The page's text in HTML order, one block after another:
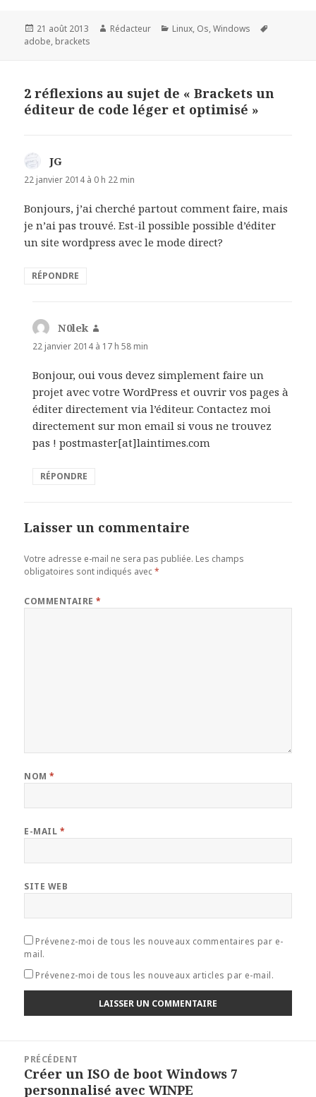
Publié
le
21 août 2013 Auteur
Rédacteur Catégories
Linux, Os,Windows
adobe, brackets
2 réflexions au sujet de « Brackets un
éditeur de code léger et optimisé »
JG
i
:
22 janvier 2014 à 0 h 22 min
Bonjours, j’ai cherché partout comment faire, mais
je n’ai pas trouvé. Est-il possible possible d’éditer
un site wordpress avec le mode direct?
RÉPONDRE
N0lek
i
:
22 janvier 2014 à 17 h 58 min
Bonjour, oui vous devez simplement faire un
projet avec votre WordPress et ouvrir vos pages à
éditer directement via l’éditeur. Contactez moi
directement sur mon email si vous ne trouvez
pas ! postmaster[at]laintimes.com
RÉPONDRE
Laisser un commentaire
Votre adresse e-mail ne sera pas publiée. Les champs
obligatoires sont indiqués avec*
COMMENTAIRE*
NOM*
E-MAIL *
SITE WEB
Prévenez-moi de tous les nouveaux commentaires par e-
mail.
Prévenez-moi de tous les nouveaux articles par e-mail.
l’article
PRÉCÉDENT
Article
précédent :
Créer un ISO de boot Windows 7
personnalisé avec WINPE